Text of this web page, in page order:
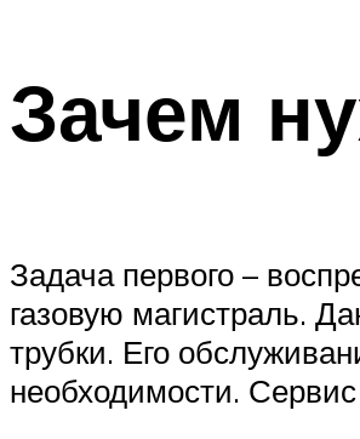
Зачем
Задача первого –
газовую магистраль.
трубки. Его
необходимости.